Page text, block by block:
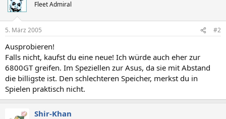
Fleet Admiral
5. März 2005 #2
Ausprobieren!
Falls nicht, kaufst du eine neue! Ich würde auch eher zur
6800GT greifen. Im Speziellen zur Asus, da sie mit Abstand
die billigste ist. Den schlechteren Speicher, merkst du in
Spielen praktisch nicht.
Shir-Khan